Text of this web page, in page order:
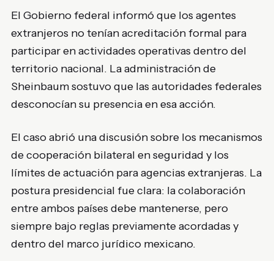
El Gobierno federal informó que los agentes
extranjeros no tenían acreditación formal para
participar en actividades operativas dentro del
territorio nacional. La administración de
Sheinbaum sostuvo que las autoridades federales
desconocían su presencia en esa acción.
El caso abrió una discusión sobre los mecanismos
de cooperación bilateral en seguridad y los
límites de actuación para agencias extranjeras. La
postura presidencial fue clara: la colaboración
entre ambos países debe mantenerse, pero
siempre bajo reglas previamente acordadas y
dentro del marco jurídico mexicano.